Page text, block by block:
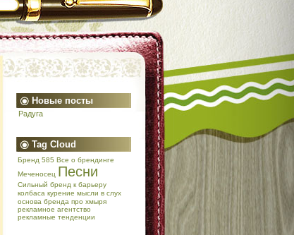
Новые посты
Радуга
Tag Cloud
Бренд 585 Все о брендинге
Меченосец Песни
Сильный бренд к барьеру
колбаса курение мысли в слух
основа бренда про хмыря
рекламное агентство
рекламные тенденции